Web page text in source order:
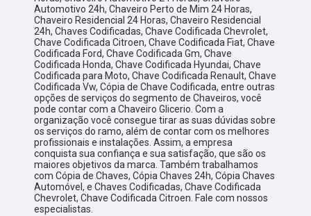
Automotivo 24h, Chaveiro Perto de Mim 24 Horas,
Chaveiro Residencial 24 Horas, Chaveiro Residencial
24h, Chaves Codificadas, Chave Codificada Chevrolet,
Chave Codificada Citroen, Chave Codificada Fiat, Chave
Codificada Ford, Chave Codificada Gm, Chave
Codificada Honda, Chave Codificada Hyundai, Chave
Codificada para Moto, Chave Codificada Renault, Chave
Codificada Vw, Cópia de Chave Codificada, entre outras
opções de serviços do segmento de Chaveiros, você
pode contar com a Chaveiro Glicerio. Com a
organização você consegue tirar as suas dúvidas sobre
os serviços do ramo, além de contar com os melhores
profissionais e instalações. Assim, a empresa
conquista sua confiança e sua satisfação, que são os
maiores objetivos da marca. Também trabalhamos
com Cópia de Chaves, Cópia Chaves 24h, Cópia Chaves
Automóvel, e Chaves Codificadas, Chave Codificada
Chevrolet, Chave Codificada Citroen. Fale com nossos
especialistas.